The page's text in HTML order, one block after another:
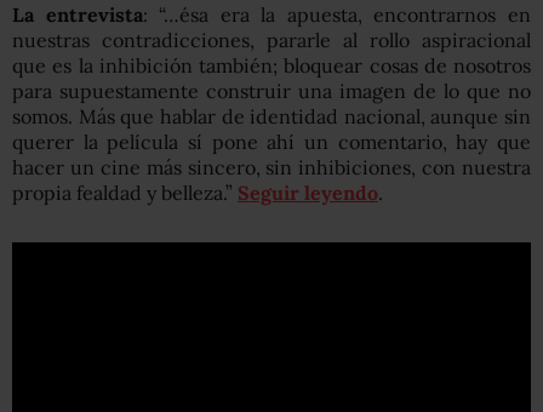
La entrevista: “…ésa era la apuesta, encontrarnos en
nuestras contradicciones, pararle al rollo aspiracional
que es la inhibición también; bloquear cosas de nosotros
para supuestamente construir una imagen de lo que no
somos. Más que hablar de identidad nacional, aunque sin
querer la película sí pone ahí un comentario, hay que
hacer un cine más sincero, sin inhibiciones, con nuestra
propia fealdad y belleza.” Seguir leyendo.